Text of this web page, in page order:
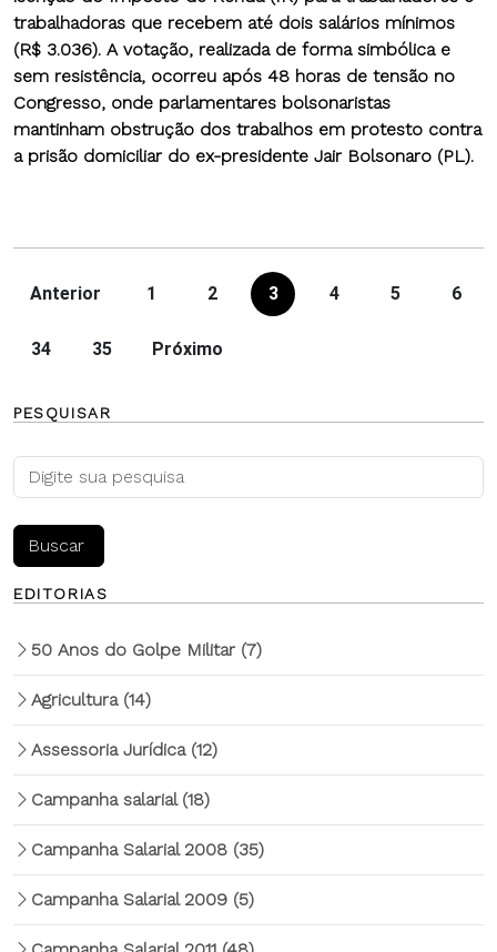
trabalhadoras que recebem até dois salários mínimos
(R$ 3.036). A votação, realizada de forma simbólica e
sem resistência, ocorreu após 48 horas de tensão no
Congresso, onde parlamentares bolsonaristas
mantinham obstrução dos trabalhos em protesto contra
a prisão domiciliar do ex-presidente Jair Bolsonaro (PL).
Anterior 1 2 3 4 5 6
34 35 Próximo
PESQUISAR
EDITORIAS
50 Anos do Golpe Militar (7)
Agricultura (14)
Assessoria Jurídica (12)
Campanha salarial (18)
Campanha Salarial 2008 (35)
Campanha Salarial 2009 (5)